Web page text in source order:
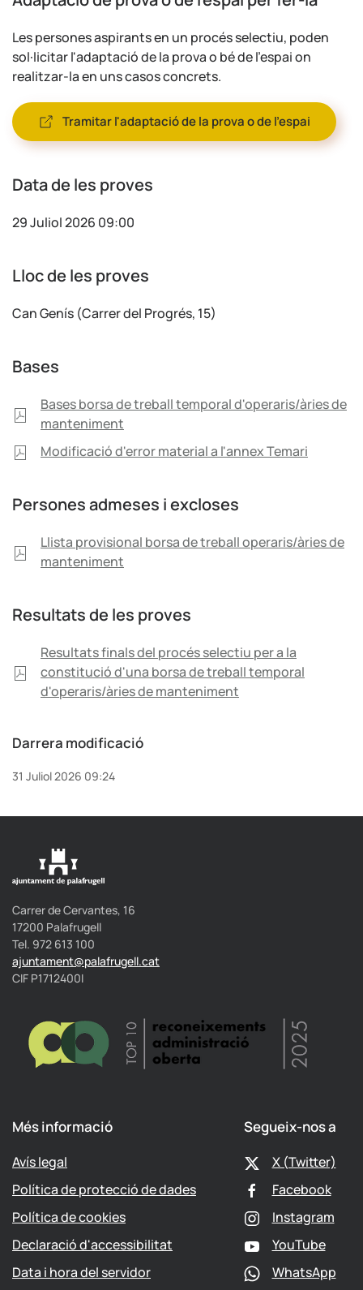
Les persones aspirants en un procés selectiu, poden
sol·licitar l'adaptació de la prova o bé de l'espai on
realitzar-la en uns casos concrets.
Tramitar l'adaptació de la prova o de l'espai
Data de les proves
29 Juliol 2026 09:00
Lloc de les proves
Can Genís (Carrer del Progrés, 15)
Bases
Bases borsa de treball temporal d'operaris/àries de
manteniment
Modificació d'error material a l'annex Temari
Persones admeses i excloses
Llista provisional borsa de treball operaris/àries de
manteniment
Resultats de les proves
Resultats finals del procés selectiu per a la
constitució d'una borsa de treball temporal
d'operaris/àries de manteniment
Darrera modificació
31 Juliol 2026 09:24
Carrer de Cervantes, 16
17200 Palafrugell
Tel. 972 613 100
ajuntament@palafrugell.cat
CIF P1712400I
Més informació
Avís legal
Política de protecció de dades
Política de cookies
Declaració d'accessibilitat
Data i hora del servidor
Segueix-nos a
X (Twitter)
Facebook
Instagram
YouTube
WhatsApp